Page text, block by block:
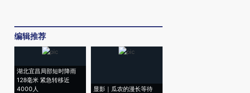
编辑推荐
湖北宜昌局部短时降雨
128毫米 紧急转移近
4000人
显影｜瓜农的漫长等待